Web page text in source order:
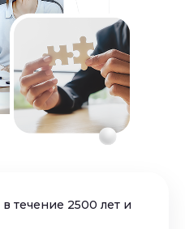
в течение 2500 лет и